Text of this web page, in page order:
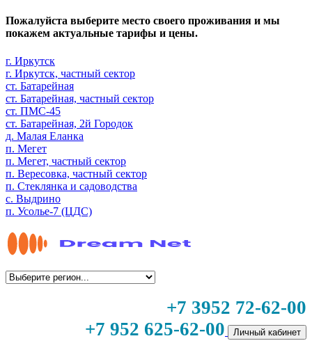
Пожалуйста выберите место своего проживания и мы
покажем актуальные тарифы и цены.
г. Иркутск
г. Иркутск, частный сектор
ст. Батарейная
ст. Батарейная, частный сектор
ст. ПМС-45
ст. Батарейная, 2й Городок
д. Малая Еланка
п. Мегет
п. Мегет, частный сектор
п. Вересовка, частный сектор
п. Стеклянка и садоводства
с. Выдрино
п. Усолье-7 (ЦДС)
+7 3952 72-62-00
+7 952 625-62-00
Личный кабинет